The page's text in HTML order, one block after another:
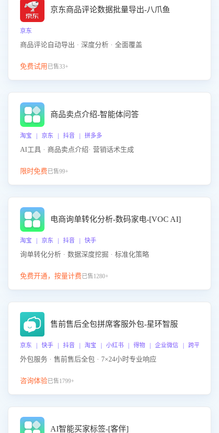
京东商品评论数据批量导出-八爪鱼
京东
商品评论自动导出 · 深度分析 · 全面覆盖
免费试用 已售33+
商品卖点介绍-智能体问答
淘宝 | 京东 | 抖音 | 拼多多
AI工具 · 商品卖点介绍· 营销话术生成
限时免费已售99+
电商询单转化分析-数码家电-[VOC AI]
淘宝 | 京东 | 抖音 | 快手
询单转化分析 · 数据深度挖掘 · 标准化策略
免费开通，按量计费已售1280+
售前售后全包拼席客服外包-星环智服
京东 | 快手 | 抖音 | 淘宝 | 小红书 | 得物 | 企业微信 | 跨平台
外包服务 · 售前售后全包 · 7×24小时专业响应
咨询体验已售1799+
AI智能买家标签-[客伴]